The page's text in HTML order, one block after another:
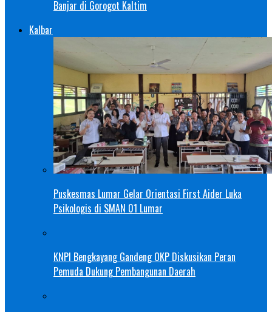
Banjar di Gorogot Kaltim
Kalbar
Puskesmas Lumar Gelar Orientasi First Aider Luka
Psikologis di SMAN 01 Lumar
KNPI Bengkayang Gandeng OKP Diskusikan Peran
Pemuda Dukung Pembangunan Daerah